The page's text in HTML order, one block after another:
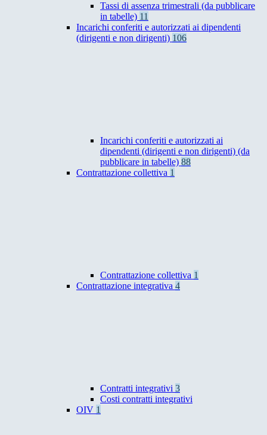
Tassi di assenza trimestrali (da pubblicare
in tabelle) 11
Incarichi conferiti e autorizzati ai dipendenti
(dirigenti e non dirigenti) 106
Incarichi conferiti e autorizzati ai
dipendenti (dirigenti e non dirigenti) (da
pubblicare in tabelle) 88
Contrattazione collettiva 1
Contrattazione collettiva 1
Contrattazione integrativa 4
Contratti integrativi 3
Costi contratti integrativi
OIV 1